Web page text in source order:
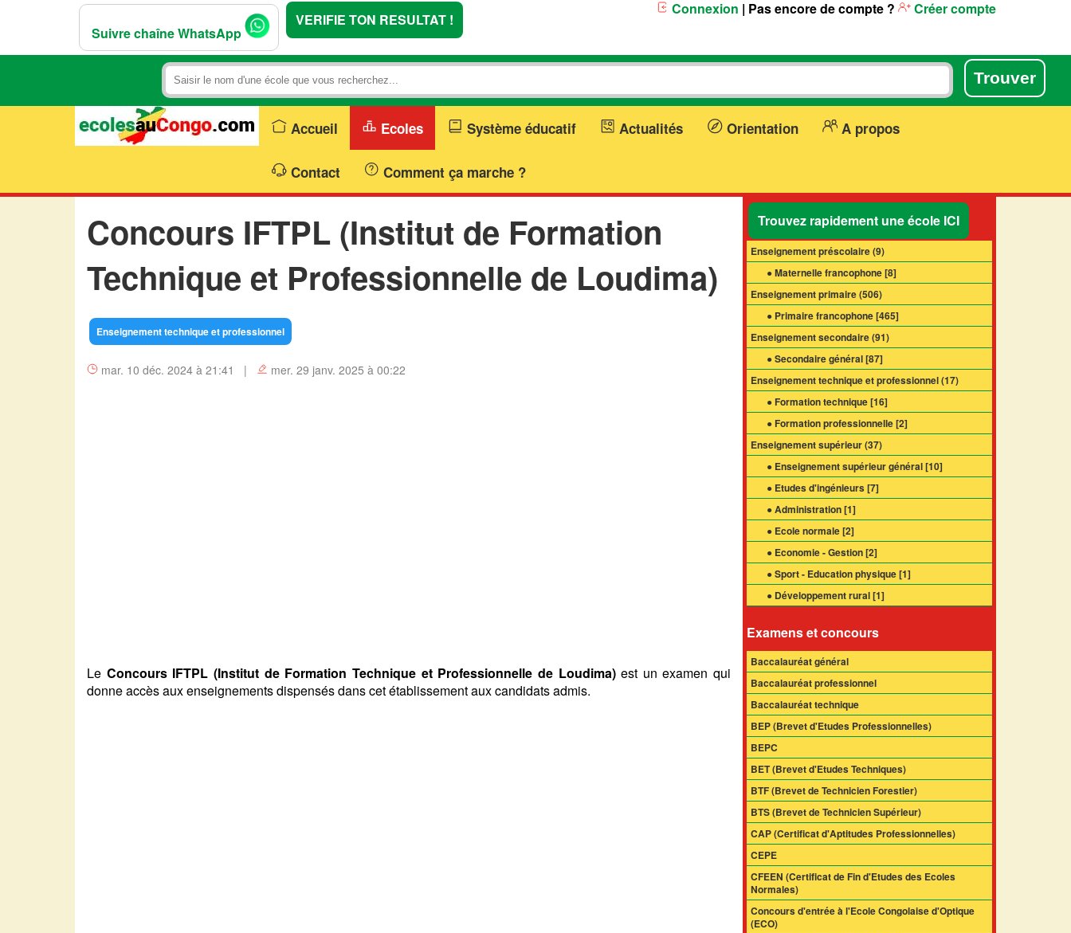
Suivre chaîne WhatsApp
VERIFIE TON RESULTAT !
Connexion | Pas encore de compte ? Créer compte
Accueil Ecoles Système éducatif Actualités Orientation A propos
Contact Comment ça marche ?
Concours IFTPL (Institut de Formation
Technique et Professionnelle de Loudima)
Enseignement technique et professionnel
mar. 10 déc. 2024 à 21:41 | mer. 29 janv. 2025 à 00:22
Le Concours IFTPL (Institut de Formation Technique et Professionnelle de Loudima)est un examen qui
donne accès aux enseignements dispensés dans cet établissement aux candidats admis.
Trouvez rapidement une école ICI
Enseignement préscolaire (9)
● Maternelle francophone [8]
Enseignement primaire (506)
● Primaire francophone [465]
Enseignement secondaire (91)
● Secondaire général [87]
Enseignement technique et professionnel (17)
● Formation technique [16]
● Formation professionnelle [2]
Enseignement supérieur (37)
● Enseignement supérieur général [10]
● Etudes d'ingénieurs [7]
● Administration [1]
● Ecole normale [2]
● Economie - Gestion [2]
● Sport - Education physique [1]
● Développement rural [1]
Examens et concours
Baccalauréat général
Baccalauréat professionnel
Baccalauréat technique
BEP (Brevet d'Etudes Professionnelles)
BEPC
BET (Brevet d'Etudes Techniques)
BTF (Brevet de Technicien Forestier)
BTS (Brevet de Technicien Supérieur)
CAP (Certificat d'Aptitudes Professionnelles)
CEPE
CFEEN (Certificat de Fin d'Etudes des Ecoles
Normales)
Concours d'entrée à l'Ecole Congolaise d'Optique
(ECO)